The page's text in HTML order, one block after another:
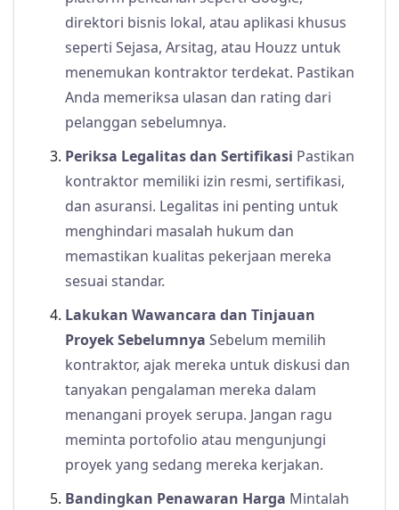
direktori bisnis lokal, atau aplikasi khusus
seperti Sejasa, Arsitag, atau Houzz untuk
menemukan kontraktor terdekat. Pastikan
Anda memeriksa ulasan dan rating dari
pelanggan sebelumnya.
Periksa Legalitas dan Sertifikasi Pastikan
kontraktor memiliki izin resmi, sertifikasi,
dan asuransi. Legalitas ini penting untuk
menghindari masalah hukum dan
memastikan kualitas pekerjaan mereka
sesuai standar.
Lakukan Wawancara dan Tinjauan
Proyek Sebelumnya Sebelum memilih
kontraktor, ajak mereka untuk diskusi dan
tanyakan pengalaman mereka dalam
menangani proyek serupa. Jangan ragu
meminta portofolio atau mengunjungi
proyek yang sedang mereka kerjakan.
Bandingkan Penawaran Harga Mintalah